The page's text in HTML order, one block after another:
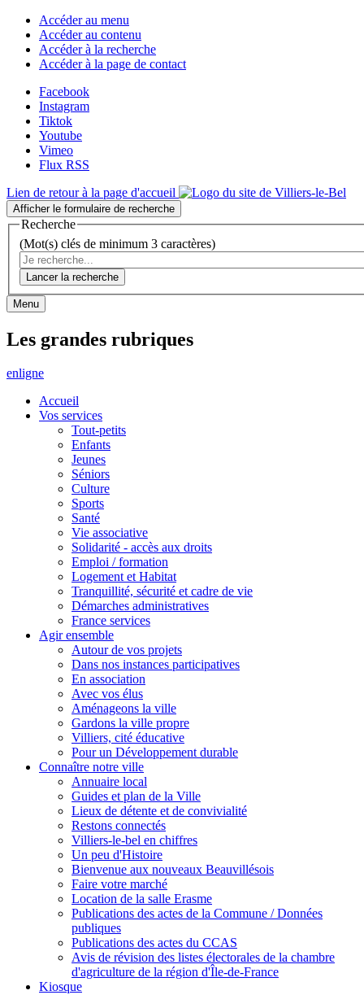
Accéder au menu
Accéder au contenu
Accéder à la recherche
Accéder à la page de contact
Facebook
Instagram
Tiktok
Youtube
Vimeo
Flux RSS
Lien de retour à la page d'accueil
Afficher le formulaire de recherche
Recherche
(Mot(s) clés de minimum 3 caractères)
Lancer la recherche
Menu
Les grandes rubriques
enligne
Accueil
Vos services
Tout-petits
Enfants
Jeunes
Séniors
Culture
Sports
Santé
Vie associative
Solidarité - accès aux droits
Emploi / formation
Logement et Habitat
Tranquillité, sécurité et cadre de vie
Démarches administratives
France services
Agir ensemble
Autour de vos projets
Dans nos instances participatives
En association
Avec vos élus
Aménageons la ville
Gardons la ville propre
Villiers, cité éducative
Pour un Développement durable
Connaître notre ville
Annuaire local
Guides et plan de la Ville
Lieux de détente et de convivialité
Restons connectés
Villiers-le-bel en chiffres
Un peu d'Histoire
Bienvenue aux nouveaux Beauvillésois
Faire votre marché
Location de la salle Erasme
Publications des actes de la Commune / Données
publiques
Publications des actes du CCAS
Avis de révision des listes électorales de la chambre
d'agriculture de la région d'Île-de-France
Kiosque